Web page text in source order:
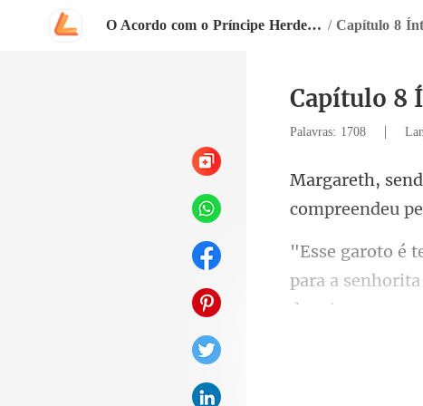
O Acordo com o Príncipe Herdeiro / Capítulo 8
Capítulo 8
Palavras: 1708 |
compreendeu
para a